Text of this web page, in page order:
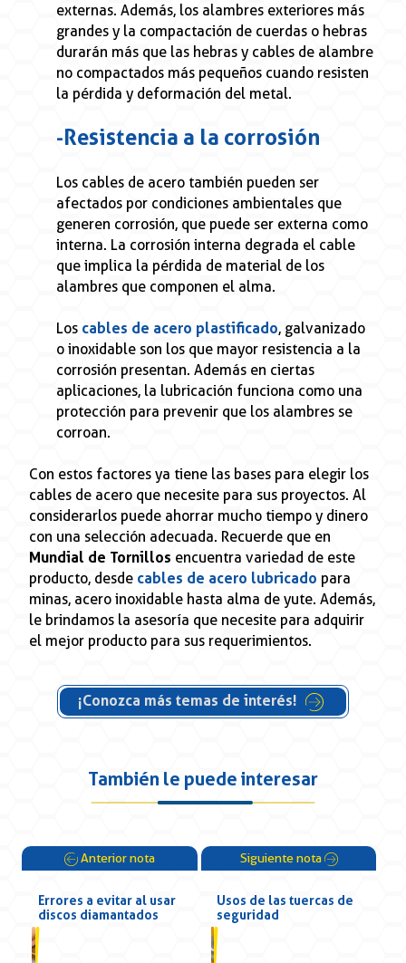
externas. Además, los alambres exteriores más
grandes y la compactación de cuerdas o hebras
durarán más que las hebras y cables de alambre
no compactados más pequeños cuando resisten
la pérdida y deformación del metal.
- Resistencia a la corrosión
Los cables de acero también pueden ser
afectados por condiciones ambientales que
generen corrosión, que puede ser externa como
interna. La corrosión interna degrada el cable
que implica la pérdida de material de los
alambres que componen el alma.
Los cables de acero plastificado, galvanizado
o inoxidable son los que mayor resistencia a la
corrosión presentan. Además en ciertas
aplicaciones, la lubricación funciona como una
protección para prevenir que los alambres se
corroan.
Con estos factores ya tiene las bases para elegir los
cables de acero que necesite para sus proyectos. Al
considerarlos puede ahorrar mucho tiempo y dinero
con una selección adecuada. Recuerde que en
Mundial de Tornillos encuentra variedad de este
producto, desde cables de acero lubricado para
minas, acero inoxidable hasta alma de yute. Además,
le brindamos la asesoría que necesite para adquirir
el mejor producto para sus requerimientos.
¡Conozca más temas de interés!
También le puede interesar
Anterior nota
Errores a evitar al usar
discos diamantados
Siguiente nota
Usos de las tuercas de
seguridad